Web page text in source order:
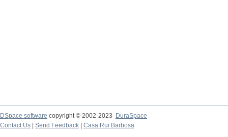
DSpace software copyright © 2002-2023
DuraSpace
Contact Us
Send Feedback Casa Rui Barbosa